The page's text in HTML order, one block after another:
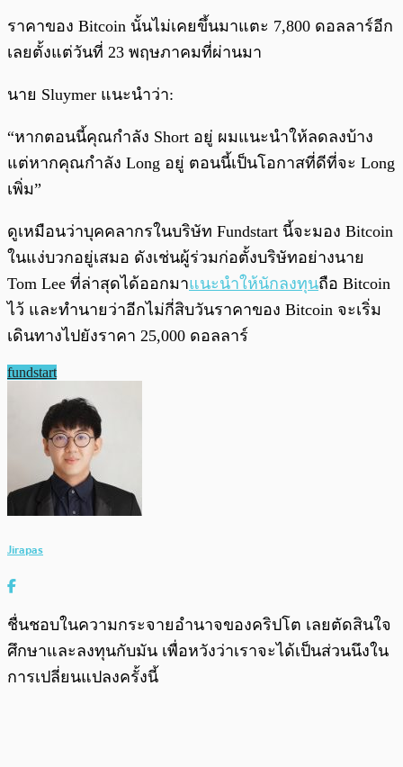
ราคาของ Bitcoin นั้นไม่เคยขึ้นมาแตะ 7,800 ดอลลาร์อีก
เลยตั้งแต่วันที่ 23 พฤษภาคมที่ผ่านมา
นาย Sluymer แนะนำว่า:
“หากตอนนี้คุณกำลัง Short อยู่ ผมแนะนำให้ลดลงบ้าง
แต่หากคุณกำลัง Long อยู่ ตอนนี้เป็นโอกาสที่ดีที่จะ Long
เพิ่ม”
ดูเหมือนว่าบุคคลากรในบริษัท Fundstart นี้จะมอง Bitcoin
ในแง่บวกอยู่เสมอ ดังเช่นผู้ร่วมก่อตั้งบริษัทอย่างนาย
Tom Lee ที่ล่าสุดได้ออกมาแนะนำให้นักลงทุนถือ Bitcoin
ไว้ และทำนายว่าอีกไม่กี่สิบวันราคาของ Bitcoin จะเริ่ม
เดินทางไปยังราคา 25,000 ดอลลาร์
fundstart
Jirapas
ชื่นชอบในความกระจายอำนาจของคริปโต เลยตัดสินใจ
ศึกษาและลงทุนกับมัน เพื่อหวังว่าเราจะได้เป็นส่วนนึงใน
การเปลี่ยนแปลงครั้งนี้